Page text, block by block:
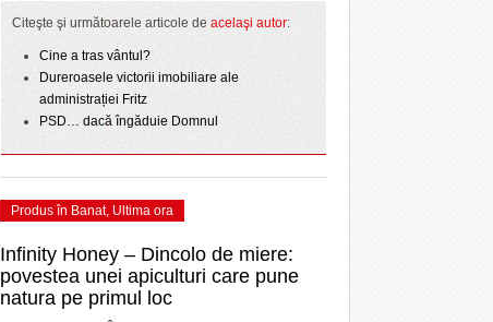
Citeşte şi următoarele articole de acelaşi autor:
Cine a tras vântul?
Dureroasele victorii imobiliare ale
administrației Fritz
PSD… dacă îngăduie Domnul
Produs în Banat, Ultima ora
Infinity Honey – Dincolo de miere:
povestea unei apiculturi care pune
natura pe primul loc